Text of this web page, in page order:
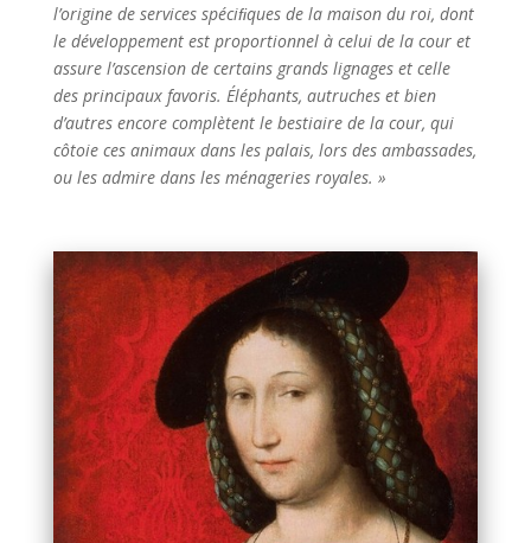
l’origine de services spéciﬁques de la maison du roi, dont
le développement est proportionnel à celui de la cour et
assure l’ascension de certains grands lignages et celle
des principaux favoris. Éléphants, autruches et bien
d’autres encore complètent le bestiaire de la cour, qui
côtoie ces animaux dans les palais, lors des ambassades,
ou les admire dans les ménageries royales. »